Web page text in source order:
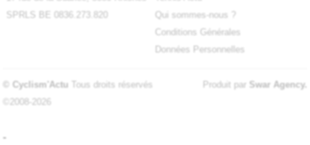
SPRLS BE 0836.273.820
Qui sommes-nous ?
Conditions Générales
Données Personnelles
© Cyclism'Actu Tous droits réservés
©2008-2026
Produit par Swar Agency.
-